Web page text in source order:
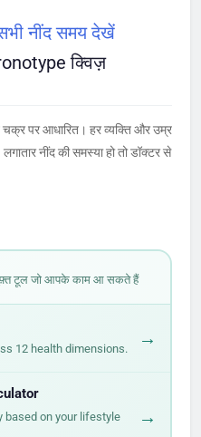
नींद समय देखें
क्विज़
पर आधारित। हर व्यक्ति और उम्र
नींद की समस्या हो तो डॉक्टर से
टूल जो आपके काम आ सकते हैं
12 health dimensions. →
based on your lifestyle
→